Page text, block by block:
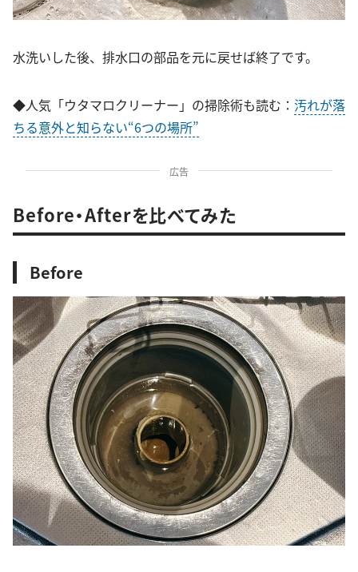
水洗いした後、排水口の部品を元に戻せば終了です。
◆人気「ウタマロクリーナー」の掃除術も読む： 汚れが落
ちる意外と知らない“6つの場所”
広告
Before・Afterを比べてみた
Before